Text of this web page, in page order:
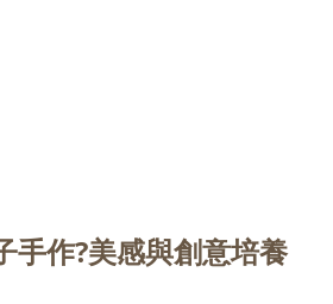
手作?美感與創意培養